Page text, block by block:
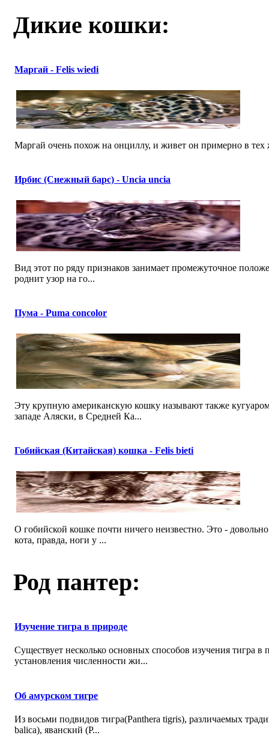
Дикие кошки:
Маргай - Felis wiedi
Маргай очень похож на онциллу, и живет он примерно в тех
Ирбис (Снежный барс) - Uncia uncia
Вид этот по ряду признаков занимает промежуточное
роднит узор на го...
Пума - Puma concolor
Эту крупную американскую кошку называют также
западе Аляски, в Средней Ка...
Гобийская (Китайская) кошка - Felis bieti
О гобийской кошке почти ничего неизвестно. Это -
кота, правда, ноги у ...
Род пантер:
Изучение тигра в природе
Существует несколько основных способов изучения тигра
установления численности жи...
Об амурском тигре
Из восьми подвидов тигра(Panthera tigris), различаемых
balica), яванский (P...